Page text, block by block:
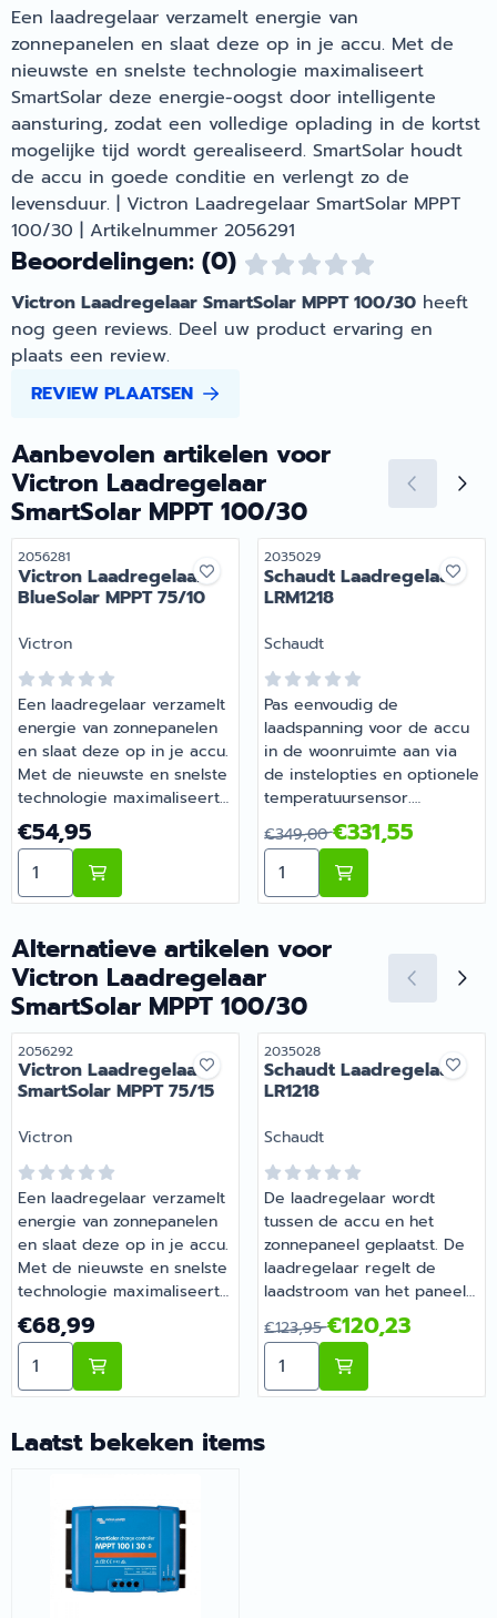
Een laadregelaar verzamelt energie van
zonnepanelen en slaat deze op in je accu. Met de
nieuwste en snelste technologie maximaliseert
SmartSolar deze energie-oogst door intelligente
aansturing, zodat een volledige oplading in de kortst
mogelijke tijd wordt gerealiseerd. SmartSolar houdt
de accu in goede conditie en verlengt zo de
levensduur. | Victron Laadregelaar SmartSolar MPPT
100/30 | Artikelnummer 2056291
Beoordelingen: (0)
Victron Laadregelaar SmartSolar MPPT 100/30 heeft
nog geen reviews. Deel uw product ervaring en
plaats een review.
REVIEW PLAATSEN
Aanbevolen artikelen voor
Victron Laadregelaar
SmartSolar MPPT 100/30
Artikelnummer
2056281
Victron Laadregelaar
BlueSolar MPPT 75/10
Merk:
Victron
Een laadregelaar verzamelt
energie van zonnepanelen
en slaat deze op in je accu.
Met de nieuwste en snelste
technologie maximaliseert
BlueSolar deze energie-
oogst door intelligente
aansturing, zodat een
volledige oplading in de
gerealiseerd. BlueSolar
houdt de accu in goede
conditie en verlengt zo de
levensduur. | Victron
Laadregelaar BlueSolar
MPPT 75/10 | Artikelnummer
2056281
Prijs: 54,95
€54,95
Aantal kiezen voor Victron Laadregelaar BlueSolar
Artikelnummer
2035029
Schaudt Laadregelaar
LRM1218
Merk:
Schaudt
Pas eenvoudig de
laadspanning voor de accu
in de woonruimte aan via
de instelopties en optionele
temperatuursensor.
Ondersteunt tot 20A voor
accu's in woonruimten en
2,5A voor startaccu's. Werkt
met 12V loodzuuraccu's,
Laadregelaar LRM1218 |
Artikelnummer 2035029
Van 349,00 voor 331,55
€349,00€331,55
Aantal kiezen voor
Alternatieve artikelen voor
Victron Laadregelaar
SmartSolar MPPT 100/30
Artikelnummer
2056292
Victron Laadregelaar
SmartSolar MPPT 75/15
Merk:
Victron
Een laadregelaar verzamelt
energie van zonnepanelen
en slaat deze op in je accu.
Met de nieuwste en snelste
technologie maximaliseert
SmartSolar deze energie-
oogst door intelligente
aansturing, zodat een
volledige oplading in de
gerealiseerd. SmartSolar
houdt de accu in goede
levensduur. | Victron
Laadregelaar SmartSolar
MPPT 75/15 | Artikelnummer
2056292
Prijs: 68,99
€68,99
Aantal kiezen voor Victron Laadregelaar SmartSolar
Artikelnummer
2035028
Schaudt Laadregelaar
LR1218
Merk:
Schaudt
De laadregelaar wordt
tussen de accu en het
zonnepaneel geplaatst. De
laadregelaar regelt de
laadstroom van het paneel
naar de accu. Het
beschermt de accu tegen
overbelading.
Van 123,95 voor 120,23
€123,95€120,23
Aantal kiezen voor
Laatst bekeken items